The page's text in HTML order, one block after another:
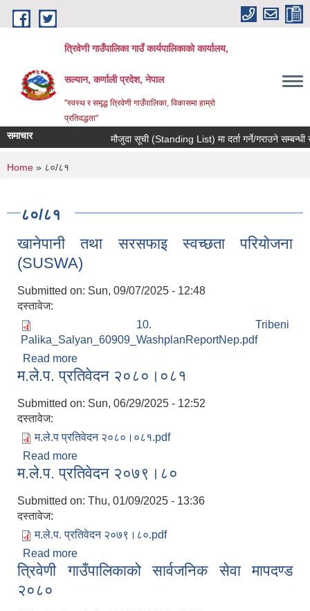
Skip to main content
त्रिवेणी गाउँपालिका गाउँ कार्यपालिकाकाे कार्यालय,
सल्यान, कर्णाली प्रदेश, नेपाल
"स्वस्थ र समृद्ध त्रिवेणी गाउँपालिका, विकासमा हाम्राे
प्रतिवद्धता"
समाचार मौजुदा सूची (Standing List) मा दर्ता गर्ने/गराउने सम्बन्धी
You are here
Home » ८०/८१
८०/८१
खानेपानी तथा सरसफाइ स्वच्छता परियोजना
(SUSWA)
Submitted on: Sun, 09/07/2025 - 12:48
दस्तावेज:
10. Tribeni
Palika_Salyan_60909_WashplanReportNep.pdf
Read more
(SUSWA)
म.ले.प. प्रतिवेदन २०८०।०८१
Submitted on: Sun, 06/29/2025 - 12:52
दस्तावेज:
म.ले.प प्रतिवेदन २०८०।०८१.pdf
Read more
म.ले.प. प्रतिवेदन २०७९।८०
Submitted on: Thu, 01/09/2025 - 13:36
दस्तावेज:
म.ले.प. प्रतिवेदन २०७९।८०.pdf
Read more
त्रिवेणी गाउँपालिकाको सार्वजनिक सेवा मापदण्ड
२०८०